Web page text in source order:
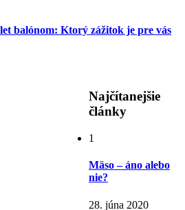
balónom: Ktorý zážitok je pre vás
Najčítanejšie
články
1
Mäso – áno alebo
nie?
28. júna 2020